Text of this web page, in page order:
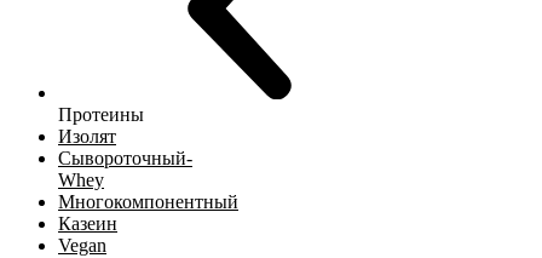
Протеины
Изолят
Сывороточный-
Whey
Многокомпонентный
Казеин
Vegan